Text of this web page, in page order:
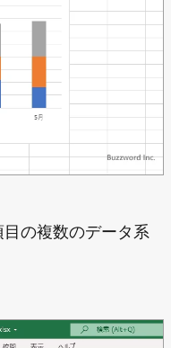
の複数のデータ系